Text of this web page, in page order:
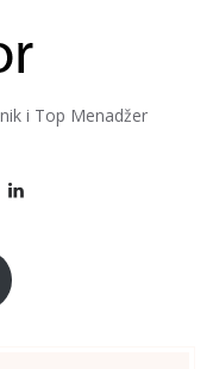
i Top Menadžer